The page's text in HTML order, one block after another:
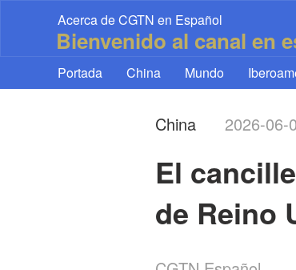
Acerca de CGTN en Español
Bienvenido al canal en
Portada China Mundo
China 2026-06-
El
de Reino